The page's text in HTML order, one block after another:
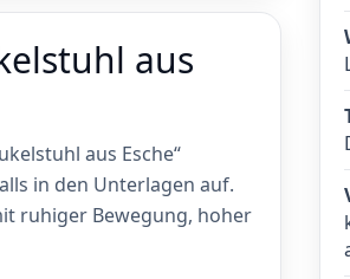
aus
aus Esche“
in den Unterlagen auf.
ruhiger Bewegung, hoher